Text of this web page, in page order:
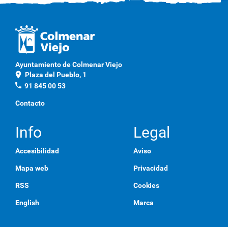
Ayuntamiento de Colmenar Viejo
location_on Plaza del Pueblo, 1
phone 91 845 00 53
Contacto
Info
Accesibilidad
Mapa web
RSS
English
Legal
Aviso
Privacidad
Cookies
Marca